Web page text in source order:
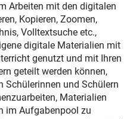
Arbeiten mit den digitalen
Kopieren, Zoomen,
Volltextsuche etc.,
digitale Materialien mit
genutzt und mit Ihren
geteilt werden können,
Schülerinnen und Schülern
Materialien
im Aufgabenpool zu